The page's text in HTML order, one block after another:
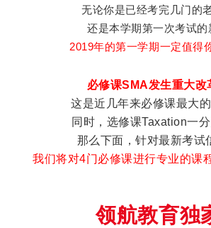
无论你是已经考完几门的
还是本学期第一次考试的
2019年的第一学期一定值得
必修课SMA发生重大改
这是近几年来必修课最大的
同时，选修课Taxation一分
那么下面，针对最新考试
我们将对4门必修课进行专业的课
领航教育独